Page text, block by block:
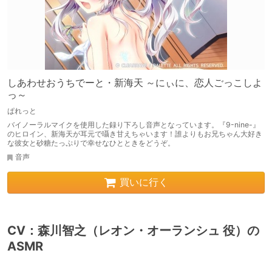
しあわせおうちでーと・新海天 ～にぃに、恋人ごっこしよ
っ～
ぱれっと
バイノーラルマイクを使用した録り下ろし音声となっています。『9-nine-』
のヒロイン、新海天が耳元で囁き甘えちゃいます！誰よりもお兄ちゃん大好き
な彼女と砂糖たっぷりで幸せなひとときをどうぞ。
音声
買いに行く
CV：森川智之（レオン・オーランシュ 役）の
ASMR